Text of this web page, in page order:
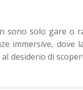
sono solo gare o
immersive, dove
desiderio di